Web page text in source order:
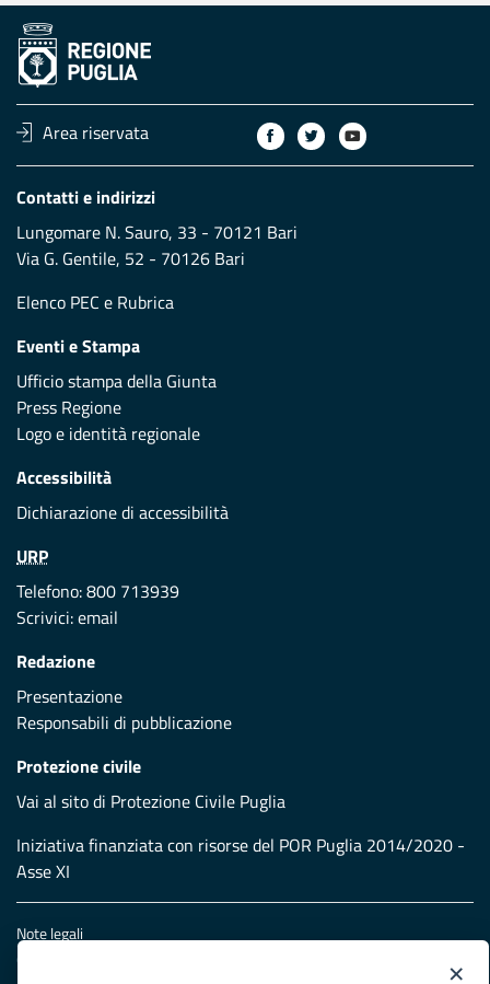
Area riservata
Contatti e indirizzi
Lungomare N. Sauro, 33 - 70121 Bari
Via G. Gentile, 52 - 70126 Bari
Elenco PEC e Rubrica
Eventi e Stampa
Ufficio stampa della Giunta
Press Regione
Logo e identità regionale
Accessibilità
Dichiarazione di accessibilità
URP
Telefono: 800 713939
Scrivici:email
Redazione
Presentazione
Responsabili di pubblicazione
Protezione civile
Vai al sito di Protezione Civile Puglia
Iniziativa finanziata con risorse del POR Puglia 2014/2020 -
Asse XI
Note legali
Cookie e privacy
×